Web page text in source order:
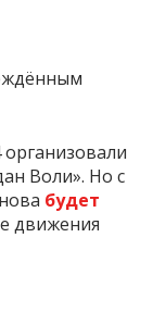
Воли». Но с
будет
движения